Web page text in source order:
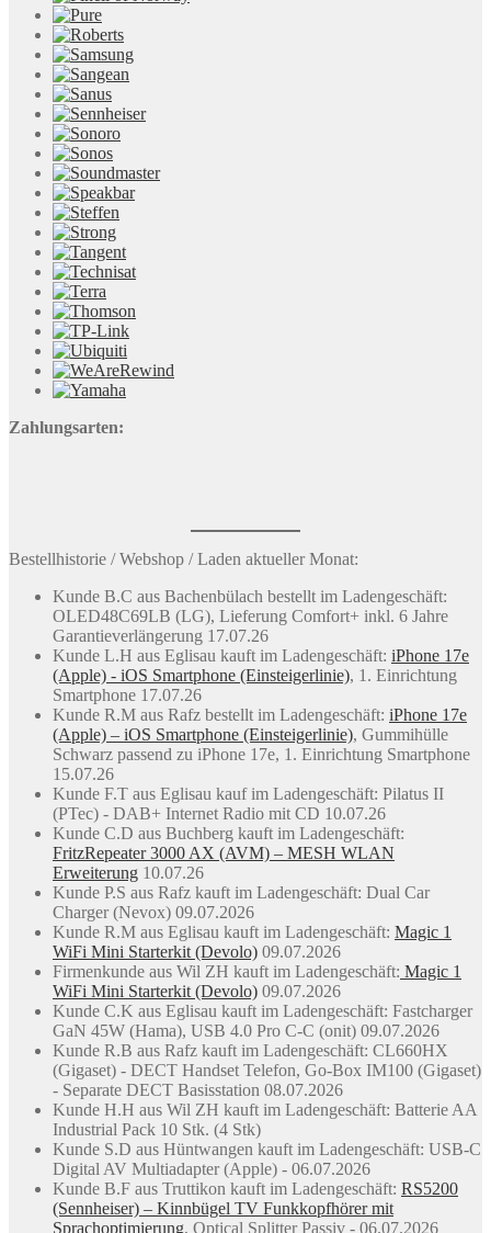
Zahlungsarten:
Bestellhistorie / Webshop / Laden aktueller Monat:
Kunde B.C aus Bachenbülach bestellt im Ladengeschäft:
OLED48C69LB (LG), Lieferung Comfort+ inkl. 6 Jahre
Garantieverlängerung 17.07.26
Kunde L.H aus Eglisau kauft im Ladengeschäft: iPhone 17e
(Apple) - iOS Smartphone (Einsteigerlinie), 1. Einrichtung
Smartphone 17.07.26
Kunde R.M aus Rafz bestellt im Ladengeschäft: iPhone 17e
(Apple) – iOS Smartphone (Einsteigerlinie), Gummihülle
Schwarz passend zu iPhone 17e, 1. Einrichtung Smartphone
15.07.26
Kunde F.T aus Eglisau kauf im Ladengeschäft: Pilatus II
(PTec) - DAB+ Internet Radio mit CD 10.07.26
Kunde C.D aus Buchberg kauft im Ladengeschäft:
FritzRepeater 3000 AX (AVM) – MESH WLAN
Erweiterung 10.07.26
Kunde P.S aus Rafz kauft im Ladengeschäft: Dual Car
Charger (Nevox) 09.07.2026
Kunde R.M aus Eglisau kauft im Ladengeschäft: Magic 1
WiFi Mini Starterkit (Devolo) 09.07.2026
Firmenkunde aus Wil ZH kauft im Ladengeschäft: Magic 1
WiFi Mini Starterkit (Devolo) 09.07.2026
Kunde C.K aus Eglisau kauft im Ladengeschäft: Fastcharger
GaN 45W (Hama), USB 4.0 Pro C-C (onit) 09.07.2026
Kunde R.B aus Rafz kauft im Ladengeschäft: CL660HX
(Gigaset) - DECT Handset Telefon, Go-Box IM100 (Gigaset)
- Separate DECT Basisstation 08.07.2026
Kunde H.H aus Wil ZH kauft im Ladengeschäft: Batterie AA
Industrial Pack 10 Stk. (4 Stk)
Kunde S.D aus Hüntwangen kauft im Ladengeschäft: USB-C
Digital AV Multiadapter (Apple) - 06.07.2026
Kunde B.F aus Truttikon kauft im Ladengeschäft: RS5200
(Sennheiser) – Kinnbügel TV Funkkopfhörer mit
Sprachoptimierung, Optical Splitter Passiv - 06.07.2026